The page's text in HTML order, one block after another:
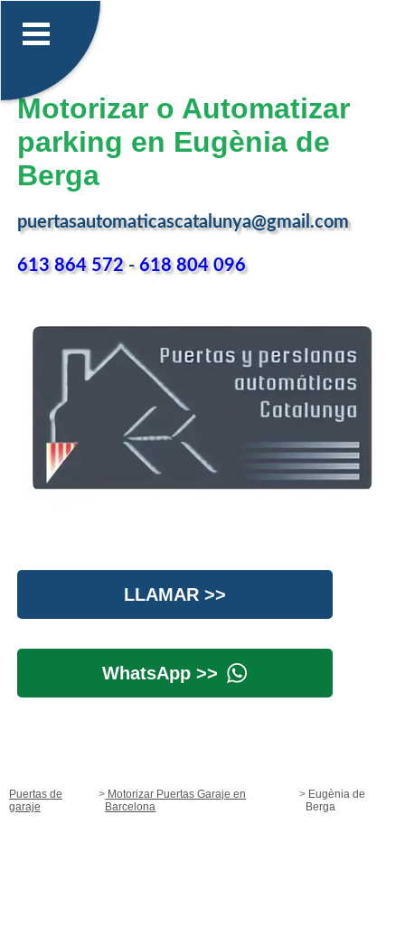
Motorizar o Automatizar
parking en Eugènia de
Berga
puertasautomaticascatalunya@gmail.com
613 864 572-618 804 096
LLAMAR >>
WhatsApp >>
Puertas de
garaje
Motorizar Puertas Garaje en
Barcelona
Eugènia de
Berga